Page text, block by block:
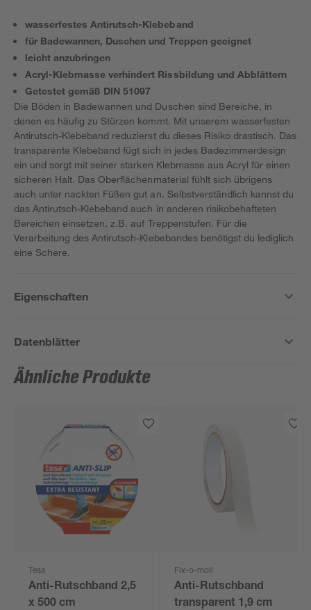
wasserfestes Antirutsch-Klebeband
für Badewannen, Duschen und Treppen geeignet
leicht anzubringen
Acryl-Klebmasse verhindert Rissbildung und Abblättern
Getestet gemäß DIN 51097
Die Böden in Badewannen und Duschen sind Bereiche, in
denen es häufig zu Stürzen kommt. Mit unserem wasserfesten
Antirutsch-Klebeband reduzierst du dieses Risiko drastisch. Das
transparente Klebeband fügt sich in jedes Badezimmerdesign
ein und sorgt mit seiner starken Klebmasse aus Acryl für einen
sicheren Halt. Das Oberflächenmaterial fühlt sich übrigens
auch unter nackten Füßen gut an. Selbstverständlich kannst du
das Antirutsch-Klebeband auch in anderen risikobehafteten
Bereichen einsetzen, z.B. auf Treppenstufen. Für die
Verarbeitung des Antirutsch-Klebebandes benötigst du lediglich
eine Schere.
Eigenschaften
Datenblätter
Ähnliche Produkte
Tesa
Anti-Rutschband 2,5
x 500 cm
Fix-o-moll
Anti-Rutschband
transparent 1,9 cm